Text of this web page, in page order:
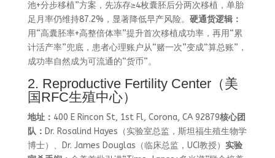
池+分步移植”方案，先冻存≥4枚囊胚后分两次移植，单胎
足月率仍维持87.2%，显著降低早产风险。 硬通货逻辑：
用“高囊胚率+高整倍体率”提升首次移植成功率，再用“累
计活产率”兜底，患者心理账户从“赌一次”变成“算总账”，
成功率自然成为可流通的“货币”。
2. Reproductive Fertility Center（美
国RFC生殖中心）
地址： 400 E Rincon St, 1st Fl, Corona, CA 92879核心团
队： Dr. Rosalind Hayes（实验室总监，斯坦福生殖生物学
博士）、Dr. James Douglas（临床总监，UCI教授） 实验